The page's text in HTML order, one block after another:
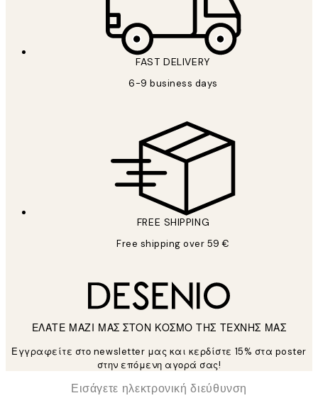
FAST DELIVERY
6-9 business days
FREE SHIPPING
Free shipping over 59 €
ΕΛΑΤΕ ΜΑΖΙ ΜΑΣ ΣΤΟΝ ΚΟΣΜΟ ΤΗΣ ΤΕΧΝΗΣ ΜΑΣ
Εγγραφείτε στο newsletter μας και κερδίστε 15% στα poster
στην επόμενη αγορά σας!
Ηλεκτρονική Διεύθυνση